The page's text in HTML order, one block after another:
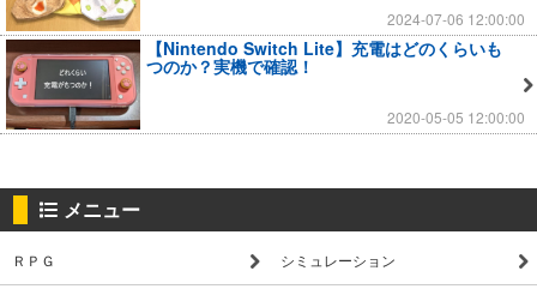
2024-07-06 12:00:00
【Nintendo Switch Lite】充電はどのくらいも
つのか？実機で確認！
2020-05-05 12:00:00
メニュー
ＲＰＧ シミュレーション